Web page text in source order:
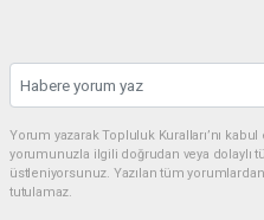
Yorum yazarak Topluluk Kuralları’nı
yorumunuzla ilgili doğrudan veya dolaylı
üstleniyorsunuz. Yazılan tüm
tutulamaz.